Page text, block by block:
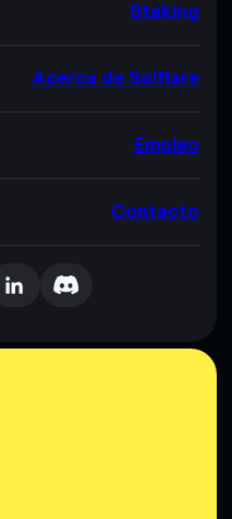
Staking
Acerca de Solflare
Empleo
Contacto